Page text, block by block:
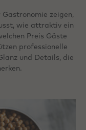
zeigen,
wie attraktiv ein
Preis Gäste
professionelle
und Details, die